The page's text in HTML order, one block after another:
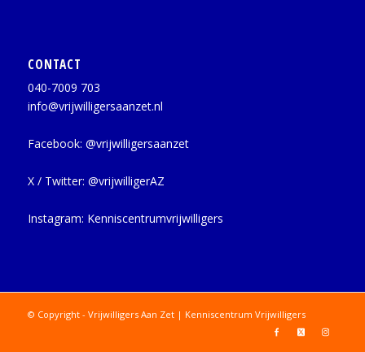
CONTACT
040-7009 703
info@vrijwilligersaanzet.nl
Facebook: @vrijwilligersaanzet
X / Twitter: @vrijwilligerAZ
Instagram: Kenniscentrumvrijwilligers
© Copyright - Vrijwilligers Aan Zet | Kenniscentrum Vrijwilligers